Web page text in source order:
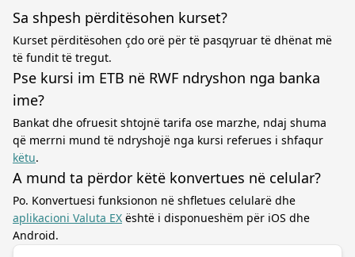
Sa shpesh përditësohen kurset?
Kurset përditësohen çdo orë për të pasqyruar të dhënat më
të fundit të tregut.
Pse kursi im ETB në RWF ndryshon nga banka
ime?
Bankat dhe ofruesit shtojnë tarifa ose marzhe, ndaj shuma
që merrni mund të ndryshojë nga kursi referues i shfaqur
këtu.
A mund ta përdor këtë konvertues në celular?
Po. Konvertuesi funksionon në shfletues celularë dhe
aplikacioni Valuta EX është i disponueshëm për iOS dhe
Android.